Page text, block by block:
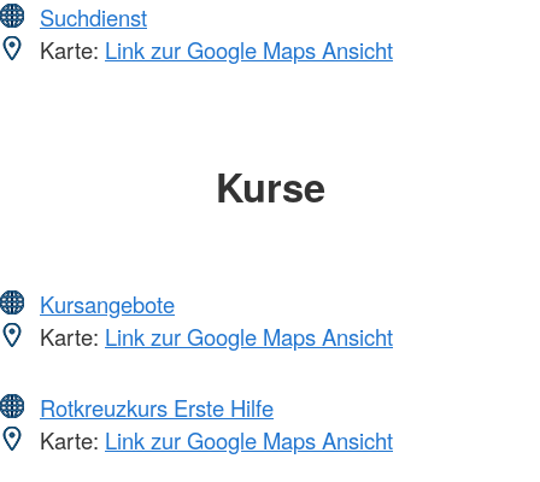
Suchdienst
Karte: Link zur Google Maps Ansicht
Kurse
Kursangebote
Karte: Link zur Google Maps Ansicht
Rotkreuzkurs Erste Hilfe
Karte: Link zur Google Maps Ansicht